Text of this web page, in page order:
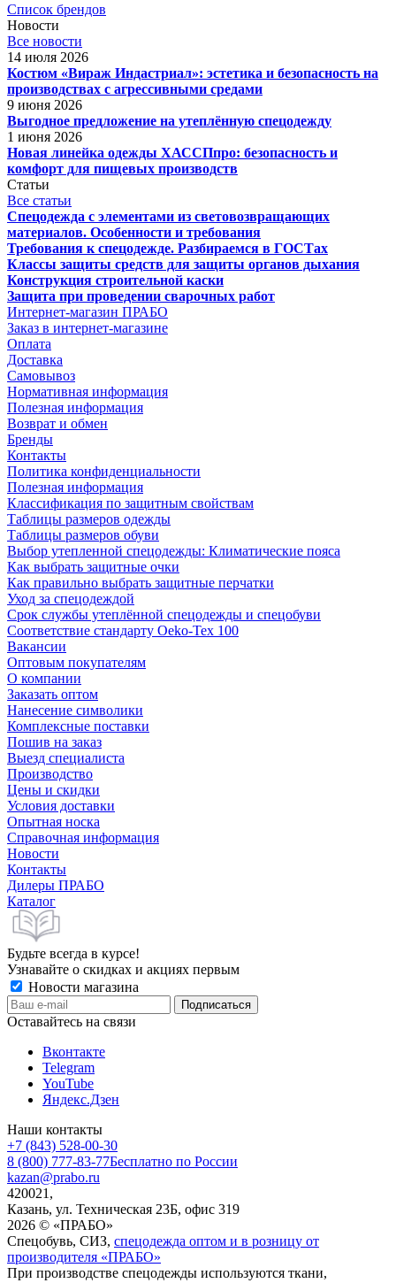
Список брендов
Новости
Все новости
14 июля 2026
Костюм «Вираж Индастриал»: эстетика и безопасность на
производствах с агрессивными средами
9 июня 2026
Выгодное предложение на утеплённую спецодежду
1 июня 2026
Новая линейка одежды ХАССПпро: безопасность и
комфорт для пищевых производств
Статьи
Все статьи
Спецодежда с элементами из световозвращающих
материалов. Особенности и требования
Требования к спецодежде. Разбираемся в ГОСТах
Классы защиты средств для защиты органов дыхания
Конструкция строительной каски
Защита при проведении сварочных работ
Интернет-магазин ПРАБО
Заказ в интернет-магазине
Оплата
Доставка
Самовывоз
Нормативная информация
Полезная информация
Возврат и обмен
Бренды
Контакты
Политика конфиденциальности
Полезная информация
Классификация по защитным свойствам
Таблицы размеров одежды
Таблицы размеров обуви
Выбор утепленной спецодежды: Климатические пояса
Как выбрать защитные очки
Как правильно выбрать защитные перчатки
Уход за спецодеждой
Срок службы утеплённой спецодежды и спецобуви
Соответствие стандарту Oeko-Tex 100
Вакансии
Оптовым покупателям
О компании
Заказать оптом
Нанесение символики
Комплексные поставки
Пошив на заказ
Выезд специалиста
Производство
Цены и скидки
Условия доставки
Опытная носка
Справочная информация
Новости
Контакты
Дилеры ПРАБО
Каталог
Будьте всегда в курсе!
Узнавайте о скидках и акциях первым
Новости магазина
Оставайтесь на связи
Вконтакте
Telegram
YouTube
Яндекс.Дзен
Наши контакты
+7 (843) 528-00-30
8 (800) 777-83-77Бесплатно по России
kazan@prabo.ru
420021,
Казань, ул. Техническая 23Б, офис 319
2026 © «ПРАБО»
Спецобувь, СИЗ, спецодежда оптом и в розницу от
производителя «ПРАБО»
При производстве спецодежды используются ткани,